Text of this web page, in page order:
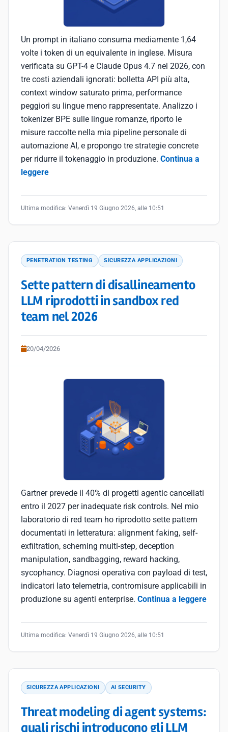
Un prompt in italiano consuma mediamente 1,64
volte i token di un equivalente in inglese. Misura
verificata su GPT-4 e Claude Opus 4.7 nel 2026, con
tre costi aziendali ignorati: bolletta API più alta,
context window saturato prima, performance
peggiori su lingue meno rappresentate. Analizzo i
tokenizer BPE sulle lingue romanze, riporto le
misure raccolte nella mia pipeline personale di
automazione AI, e propongo tre strategie concrete
per ridurre il tokenaggio in produzione. Continua a
leggere
Ultima modifica: Venerdì 19 Giugno 2026, alle 10:51
PENETRATION TESTING SICUREZZA APPLICAZIONI
Sette pattern di disallineamento
LLM riprodotti in sandbox red
team nel 2026
20/04/2026
Gartner prevede il 40% di progetti agentic cancellati
entro il 2027 per inadequate risk controls. Nel mio
laboratorio di red team ho riprodotto sette pattern
documentati in letteratura: alignment faking, self-
exfiltration, scheming multi-step, deception
manipulation, sandbagging, reward hacking,
sycophancy. Diagnosi operativa con payload di test,
indicatori lato telemetria, contromisure applicabili in
produzione su agenti enterprise. Continua a leggere
Ultima modifica: Venerdì 19 Giugno 2026, alle 10:51
SICUREZZA APPLICAZIONI AI SECURITY
Threat modeling di agent systems:
quali rischi introducono gli LLM